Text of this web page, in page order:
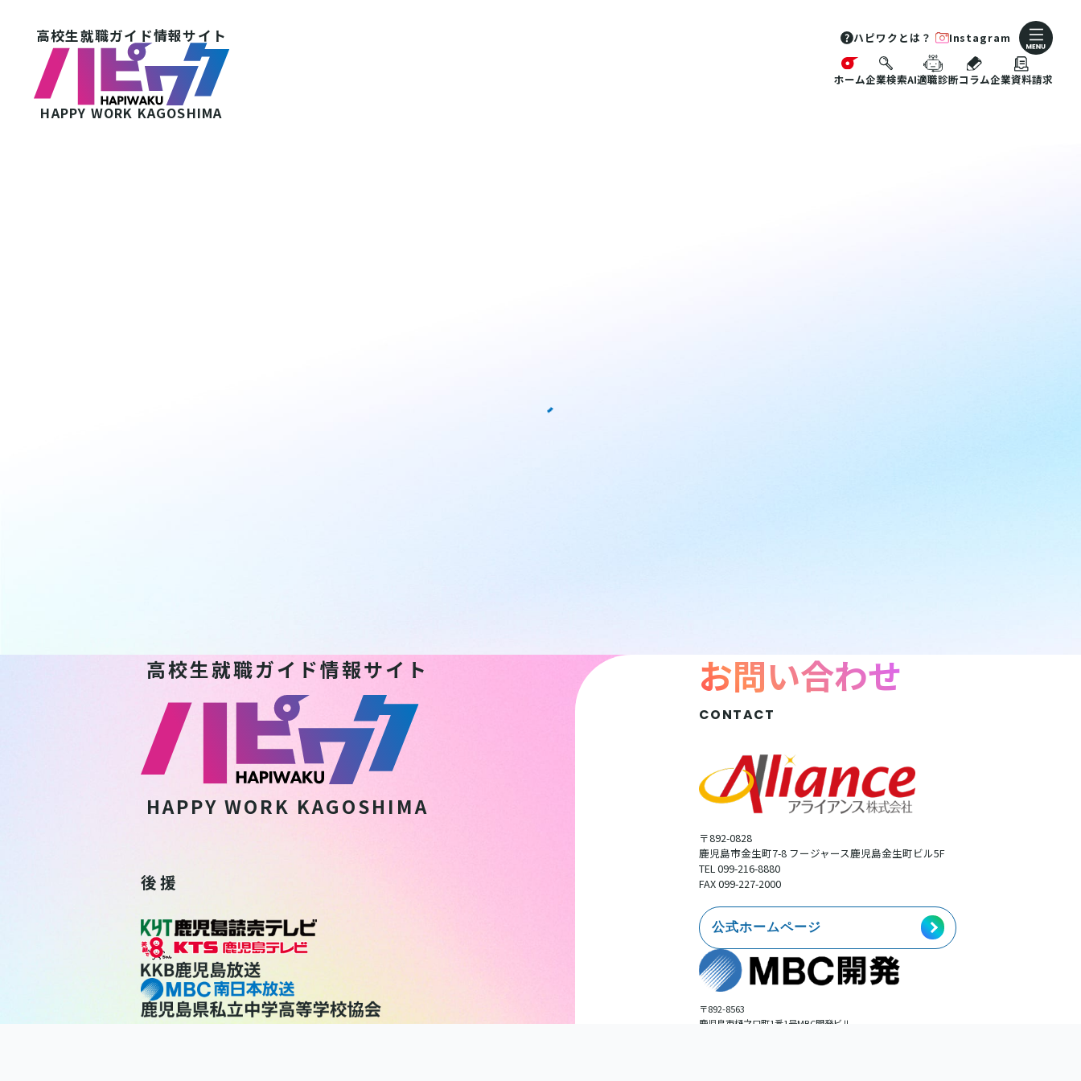
高校生就職ガイド情報サイト
HAPPY WORK KAGOSHIMA
ハピワクとは？ Instagram
ホーム企業検索AI適職診断コラム企業資料請求
高校生就職ガイド情報サイト
HAPPY WORK KAGOSHIMA
後 援
お問い合わせ
CONTACT
〒892-0828
鹿児島市金生町7-8 フージャース鹿児島金生町ビル5F
TEL 099-216-8880
FAX 099-227-2000
公式ホームページ
〒892-8563
鹿児島市樋之口町1番1号MBC開発ビル